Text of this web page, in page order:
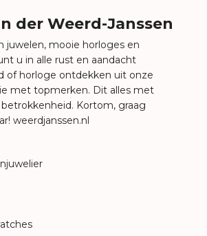
der Weerd-Janssen
juwelen, mooie horloges en
u in alle rust en aandacht
of horloge ontdekken uit onze
met topmerken. Dit alles met
Kortom, graag
weerdjanssen.nl